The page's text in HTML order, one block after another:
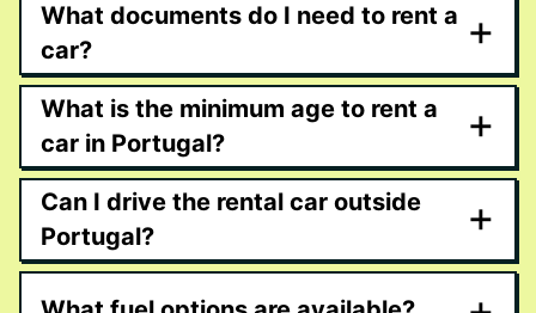
What documents do I need to rent a
car?
+
What is the minimum age to rent a
car in Portugal?
+
Can I drive the rental car outside
Portugal?
+